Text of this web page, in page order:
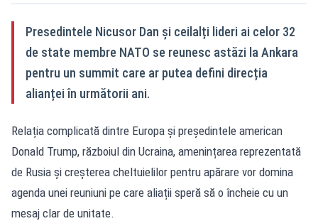
Presedintele Nicusor Dan și ceilalți lideri ai celor 32
de state membre NATO se reunesc astăzi la Ankara
pentru un summit care ar putea defini direcția
alianței în următorii ani.
Relația complicată dintre Europa și președintele american
Donald Trump, războiul din Ucraina, amenințarea reprezentată
de Rusia și creșterea cheltuielilor pentru apărare vor domina
agenda unei reuniuni pe care aliații speră să o încheie cu un
mesaj clar de unitate.